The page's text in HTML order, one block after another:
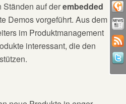
auf derembedded
Demos vorgeführt. Aus dem
im Produktmanagement
interessant, die den